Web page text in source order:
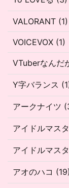
VALORANT (1)
VOICEVOX (1)
VTuberなんだ
Y字バランス
アークナイツ
アイドルマス
アイドルマス
アオのハコ (19)